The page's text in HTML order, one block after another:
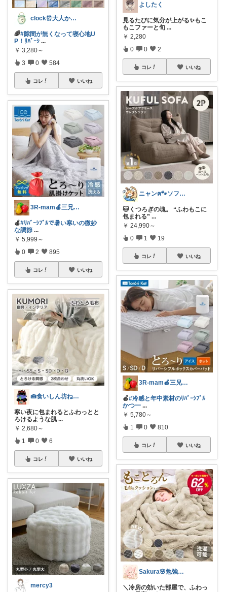
clock⏰大人かわいい
🌈#隙間が無くなって寝心地U
P！ﾘﾊﾞｰｼ ...
￥ 3,280～
3 0 584
コレ いいね
3R-mam🍎三兄弟母
🍎#ﾘﾊﾞｰｼﾌﾞﾙで暑い寒いの微妙
な調節 ...
￥ 5,999～
0 2 895
コレ いいね
🍰食いしん坊ねっこ🍩毎日タロット占い
寒い夜に包まれるとふわっとと
ろけるような肌 ...
￥ 2,680～
1 0 6
コレ いいね
mercy3
よしたく
見るたびに気分が上がる✨もこ
もこファーと旬 ...
￥ 2,280
0 0 2
コレ いいね
ニャンฅ🐾ソファでくつろぐ猫🐱💕
🐱くつろぎの塊。 “ふわもこに
包まれる” ...
￥ 24,990～
0 1 19
コレ いいね
3R-mam🍎三兄弟母
🍎#冷感と年中素材のﾘﾊﾞｰｼﾌﾞﾙ
かつ一 ...
￥ 5,780～
1 0 810
コレ いいね
Sakura🌸勉強と暮らし愛用品
＼冷房の効いた部屋で、ふわっ